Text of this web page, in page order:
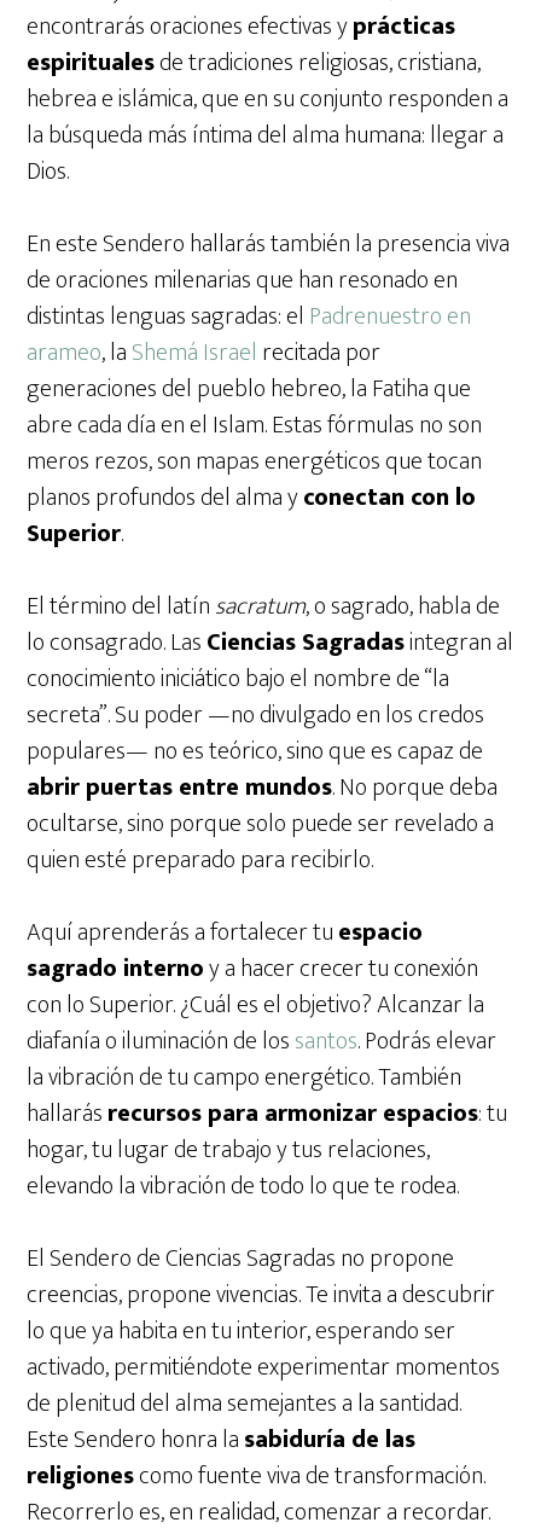
encontrarás oraciones efectivas yprácticas
espiritualesde tradiciones religiosas, cristiana,
hebrea e islámica, que en su conjunto responden a
la búsqueda más íntima del alma humana: llegar a
Dios.
En este Sendero hallarás también la presencia viva
de oraciones milenarias que han resonado en
distintas lenguas sagradas: el Padrenuestro en
arameo, laShemá Israel recitada por
generaciones del pueblo hebreo, la Fatiha que
abre cada día en el Islam. Estas fórmulas no son
meros rezos, son mapas energéticos que tocan
planos profundos del alma yconectan con lo
Superior.
El término del latínsacratum, o sagrado, habla de
lo consagrado. LasCiencias Sagradasintegran al
conocimiento iniciático bajo el nombre de “la
secreta”. Su poder —no divulgado en los credos
populares— no es teórico, sino que es capaz de
abrir puertas entre mundos. No porque deba
ocultarse, sino porque solo puede ser revelado a
quien esté preparado para recibirlo.
Aquí aprenderás a fortalecer tuespacio
sagrado internoy a hacer crecer tu conexión
con lo Superior. ¿Cuál es el objetivo? Alcanzar la
diafanía o iluminación de lossantos. Podrás elevar
la vibración de tu campo energético. También
hallarásrecursos para armonizar espacios: tu
hogar, tu lugar de trabajo y tus relaciones,
elevando la vibración de todo lo que te rodea.
El Sendero de Ciencias Sagradas no propone
creencias, propone vivencias. Te invita a descubrir
lo que ya habita en tu interior, esperando ser
activado, permitiéndote experimentar momentos
de plenitud del alma semejantes a la santidad.
Este Sendero honra lasabiduría de las
religionescomo fuente viva de transformación.
Recorrerlo es, en realidad, comenzar a recordar.